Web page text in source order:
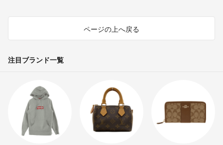
ページの上へ戻る
注目ブランド一覧